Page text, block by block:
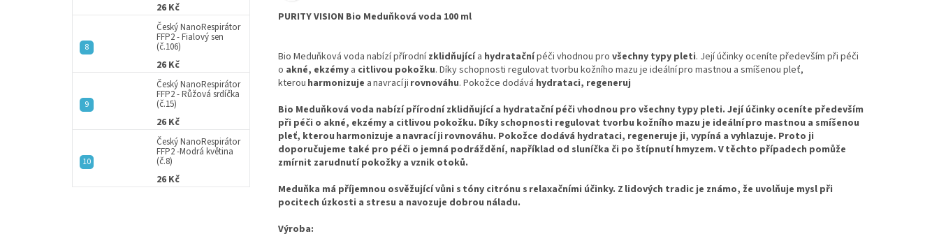
26 Kč
Český NanoRespirátor
FFP2 - Fialový sen
(č.106)
26 Kč
Český NanoRespirátor
FFP2 - Růžová srdíčka
(č.15)
26 Kč
Český NanoRespirátor
FFP2 -Modrá květina
(č.8)
26 Kč
PURITY VISION Bio Meduňková voda 100 ml
Bio Meduňková voda nabízí přírodnízklidňujícía hydratačnípéči vhodnou pro všechny typy pleti. Její účinky oceníte především při péči
o akné, ekzémy a citlivou pokožku. Díky schopnosti regulovat tvorbu kožního mazu je ideální pro mastnou a smíšenou pleť,
kterou harmonizuje a navrací ji rovnováhu. Pokožce dodává hydrataci, regeneruj
Bio Meduňková voda nabízí přírodní zklidňující a hydratační péči vhodnou pro všechny typy pleti. Její účinky oceníte především
při péči o akné, ekzémy a citlivou pokožku. Díky schopnosti regulovat tvorbu kožního mazu je ideální pro mastnou a smíšenou
pleť, kterou harmonizuje a navrací ji rovnováhu. Pokožce dodává hydrataci, regeneruje ji, vypíná a vyhlazuje. Proto ji
doporučujeme také pro péči o jemná podráždění, například od sluníčka či po štípnutí hmyzem. V těchto případech pomůže
zmírnit zarudnutí pokožky a vznik otoků.
Meduňka má příjemnou osvěžující vůni s tóny citrónu s relaxačními účinky. Z lidových tradic je známo, že uvolňuje mysl při
pocitech úzkosti a stresu a navozuje dobrou náladu.
Výroba: